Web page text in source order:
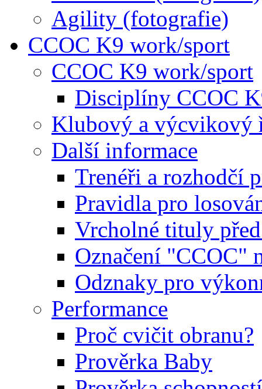
Agility (fotografie)
CCOC K9 work/sport
CCOC K9 work/sport
Disciplíny CCOC
Klubový a výcvikový
Další informace
Trenéři a rozhodčí
Pravidla pro
Vrcholné tituly
Označení "CCOC"
Odznaky pro
Performance
Proč cvičit obranu?
Prověrka Baby